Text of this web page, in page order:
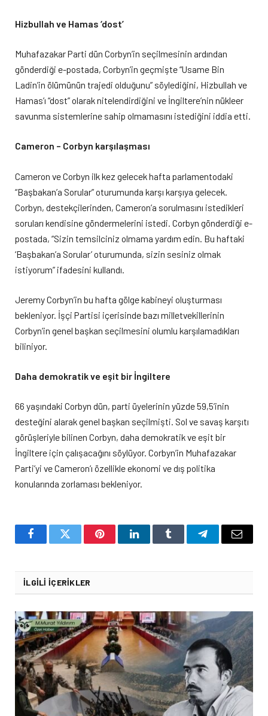
Hizbullah ve Hamas ‘dost’
Muhafazakar Parti dün Corbyn’in seçilmesinin ardından
gönderdiği e-postada, Corbyn’in geçmişte “Usame Bin
Ladin’in ölümünün trajedi olduğunu” söylediğini, Hizbullah ve
Hamas’ı “dost” olarak nitelendirdiğini ve İngiltere’nin nükleer
savunma sistemlerine sahip olmamasını istediğini iddia etti.
Cameron – Corbyn karşılaşması
Cameron ve Corbyn ilk kez gelecek hafta parlamentodaki
“Başbakan’a Sorular” oturumunda karşı karşıya gelecek.
Corbyn, destekçilerinden, Cameron’a sorulmasını istedikleri
soruları kendisine göndermelerini istedi. Corbyn gönderdiği e-
postada, “Sizin temsilciniz olmama yardım edin. Bu haftaki
‘Başbakan’a Sorular’ oturumunda, sizin sesiniz olmak
istiyorum” ifadesini kullandı.
Jeremy Corbyn’in bu hafta gölge kabineyi oluşturması
bekleniyor. İşçi Partisi içerisinde bazı milletvekillerinin
Corbyn’in genel başkan seçilmesini olumlu karşılamadıkları
biliniyor.
Daha demokratik ve eşit bir İngiltere
66 yaşındaki Corbyn dün, parti üyelerinin yüzde 59,5’inin
desteğini alarak genel başkan seçilmişti. Sol ve savaş karşıtı
görüşleriyle bilinen Corbyn, daha demokratik ve eşit bir
İngiltere için çalışacağını söylüyor. Corbyn’in Muhafazakar
Parti’yi ve Cameron’ı özellikle ekonomi ve dış politika
konularında zorlaması bekleniyor.
FacebookTwitter PinterestLinkedInTumblr TelegramEmail
İLGILI İÇERIKLER